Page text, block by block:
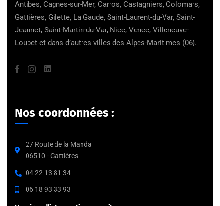
Antibes, Cagnes-sur-Mer, Carros, Castagniers, Colomars,
Gattières, Gilette, La Gaude, Saint-Laurent-du-Var, Saint-
Jeannet, Saint-Martin-du-Var, Nice, Vence, Villeneuve-
Loubet et dans d’autres villes des Alpes-Maritimes (06).
Nos coordonnées :
27 Route de la Manda
06510 - Gattières
04 22 13 81 34
06 18 93 33 93